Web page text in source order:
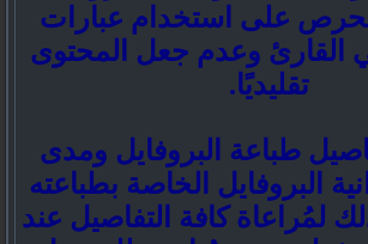
على استخدام عبارات
القارئ وعدم جعل المحتوى
تقليديًا.
طباعة البروفايل ومدى
البروفايل الخاصة بطباعته
لمُراعاة كافة التفاصيل عند